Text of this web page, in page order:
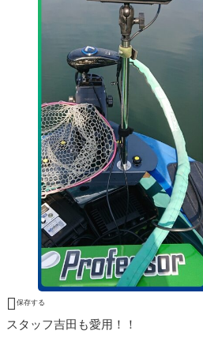
 保存する
スタッフ吉田も愛用！！